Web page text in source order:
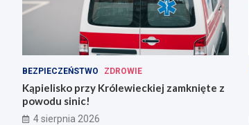
BEZPIECZEŃSTWO ZDROWIE
Kąpielisko przy Królewieckiej zamknięte z
powodu sinic!
4 sierpnia 2026